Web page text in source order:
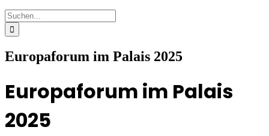
Suche
nach:
Europaforum im Palais 2025
Europaforum im Palais
2025